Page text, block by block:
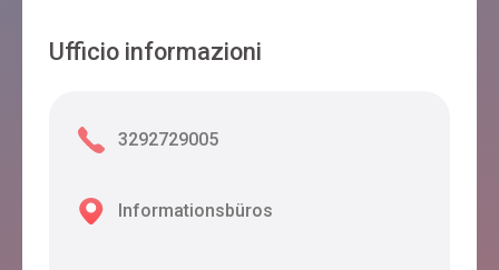
Ufficio informazioni
3292729005
Informationsbüros